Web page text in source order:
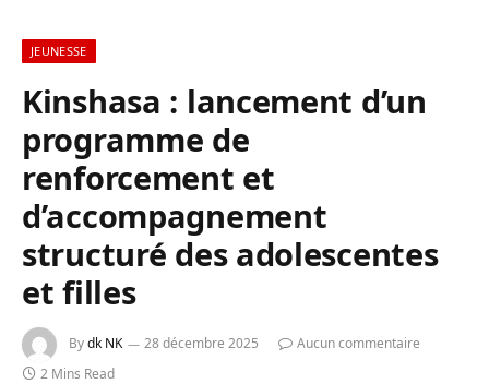
JEUNESSE
Kinshasa : lancement d’un
programme de
renforcement et
d’accompagnement
structuré des adolescentes
et filles
Bydk NK 28 décembre 2025
Aucun commentaire
2 Mins Read